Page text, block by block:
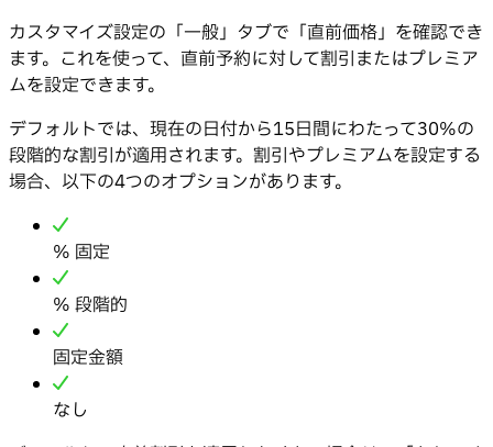
カスタマイズ設定の「一般」タブで「直前価格」を確認でき
ます。これを使って、直前予約に対して割引またはプレミア
ムを設定できます。
デフォルトでは、現在の日付から15日間にわたって30%の
段階的な割引が適用されます。割引やプレミアムを設定する
場合、以下の4つのオプションがあります。
% 固定
% 段階的
固定金額
なし